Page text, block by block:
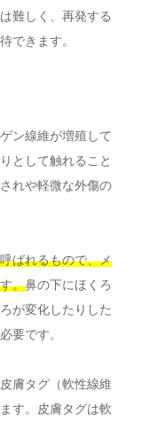
難しく、再発する
できます。
ン線維が増殖して
として触れること
れや軽微な外傷の
ばれるもので、メ
。鼻の下にほくろ
が変化したりした
要です。
膚タグ（軟性線維
す。皮膚タグは軟